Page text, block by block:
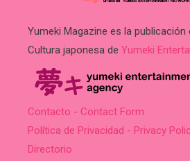
Yumeki Magazine es la
Cultura japonesa de Yumeki
Contacto - Contact Form
Política de Privacidad - Privacy
Directorio